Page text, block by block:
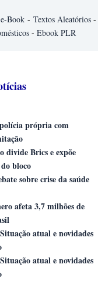
Book- Textos Aleatórios-
- Ebook PLR
própria com
divide Brics e expõe
bloco
sobre crise da saúde
afeta 3,7 milhões de
atual e novidades
atual e novidades